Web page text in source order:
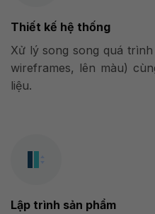
Thiết kế hệ thống
Xử lý song song quá
wireframes, lên màu)
liệu.
Lập trình sản phẩm